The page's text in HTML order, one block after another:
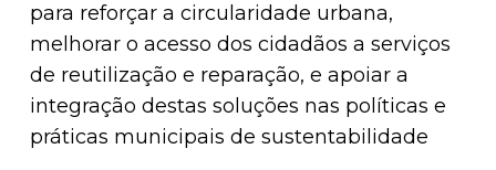
para reforçar a circularidade urbana,
melhorar o acesso dos cidadãos a serviços
de reutilização e reparação, e apoiar a
integração destas soluções nas políticas e
práticas municipais de sustentabilidade